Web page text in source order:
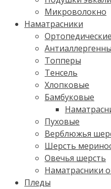
Микроволокно
Наматрасники
Ортопедические
Топперы
Тенсель
Хлопковые
Бамбуковые
Пуховые
Верблюжья
Шерсть
Овечья шерсть
Наматрасники
Пледы